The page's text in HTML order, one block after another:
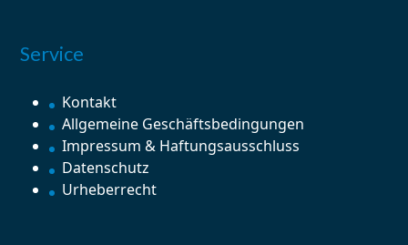
Service
Kontakt
Allgemeine Geschäftsbedingungen
Impressum & Haftungsausschluss
Datenschutz
Urheberrecht